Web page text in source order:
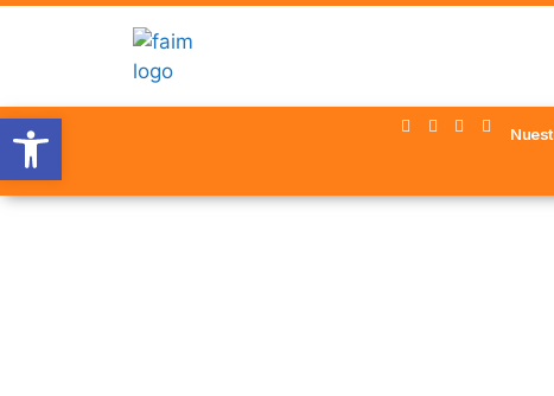
Abrir barra de herramientas